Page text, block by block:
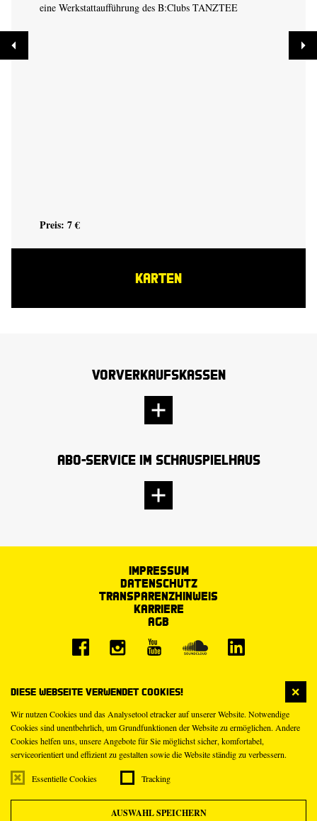
Diese Webseite verwendet Cookies!
Wir nutzen Cookies und das Analysetool etracker auf unserer Website. Notwendige
Cookies sind unentbehrlich, um Grundfunktionen der Website zu ermöglichen. Andere
Cookies helfen uns, unsere Angebote für Sie möglichst sicher, komfortabel,
serviceorientiert und effizient zu gestalten sowie die Website ständig zu verbessern.
Essentielle Cookies Tracking
AUSWAHL SPEICHERN
eine Werkstattaufführung des B:Clubs TANZTEE
Preis: 7 €
KARTEN
Vorverkaufskassen
Abo-Service im Schauspielhaus
Impressum
Datenschutz
Transparenzhinweis
Karriere
AGB